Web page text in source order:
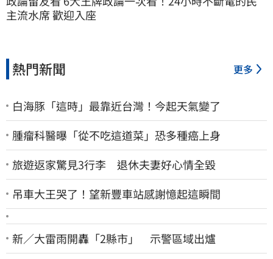
主流水席 歡迎入座
熱門新聞 更多
白海豚「這時」最靠近台灣！今起天氣變了
腫瘤科醫曝「從不吃這道菜」恐多種癌上身
旅遊返家驚見3行李 退休夫妻好心情全毀
吊車大王哭了！望新豐車站感謝憶起這瞬間
新／大雷雨開轟「2縣市」 示警區域出爐